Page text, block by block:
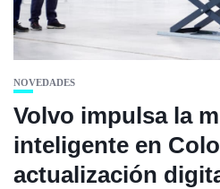
NOVEDADES
Volvo impulsa la
inteligente en
actualización